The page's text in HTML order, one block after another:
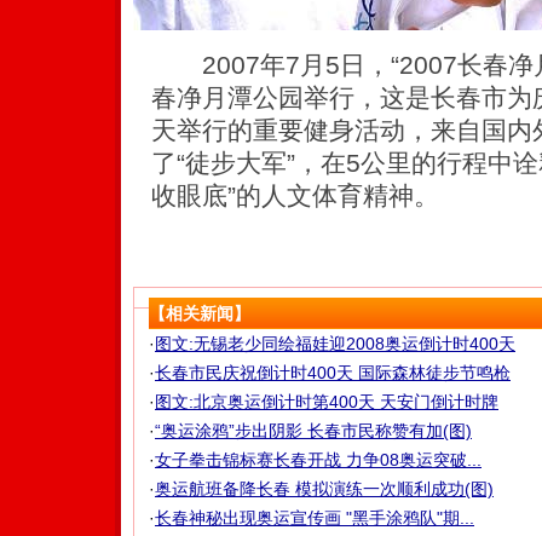
2007年7月5日，“2007长春净
春净月潭公园举行，这是长春市
天举行的重要健身活动，来自国
了“徒步大军”，在5公里的行程中
收眼底”的人文体育精神。
【相关新闻】
·图文:无锡老少同绘福娃迎2008奥运倒计时400天
·长春市民庆祝倒计时400天 国际森林徒步节鸣枪
·图文:北京奥运倒计时第400天 天安门倒计时牌
·“奥运涂鸦”步出阴影 长春市民称赞有加(图)
·女子拳击锦标赛长春开战 力争08奥运突破...
·奥运航班备降长春 模拟演练一次顺利成功(图)
·长春神秘出现奥运宣传画 "黑手涂鸦队"期...